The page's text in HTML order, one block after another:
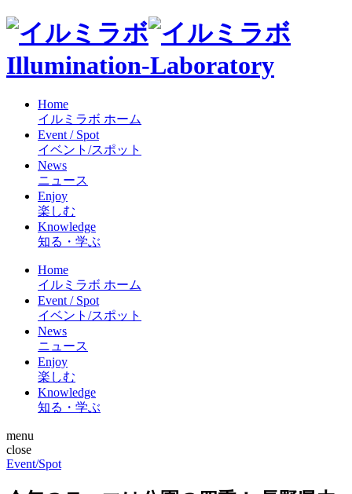
Illumination-Laboratory
Home
イルミラボ ホーム
Event / Spot
イベント/スポット
News
ニュース
Enjoy
楽しむ
Knowledge
知る・学ぶ
Home
イルミラボ ホーム
Event / Spot
イベント/スポット
News
ニュース
Enjoy
楽しむ
Knowledge
知る・学ぶ
menu
close
Event/Spot